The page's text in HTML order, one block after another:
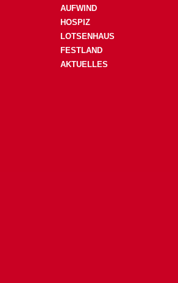
AUFWIND
HOSPIZ
LOTSENHAUS
FESTLAND
AKTUELLES